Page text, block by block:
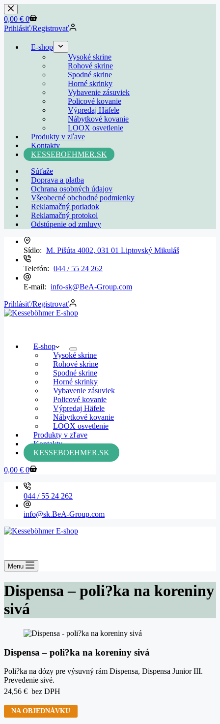
0,00 € 0
Prihlásiť/Registrovať
E-shop
Vysoké skrine
Rohové skrine
Spodné skrine
Horné skrinky
Vybavenie zásuviek
Policové kovanie
Výpredaj Häfele
Nábytkové kovanie
LOOX osvetlenie
Produkty v zľave
Kontakty
KESSEBOEHMER.SK
Súťaže
Doprava a platba
Ochrana osobných údajov
Všeobecné obchodné podmienky
Reklamačný poriadok
Reklamačný protokol
Odstúpenie od zmluvy
Sídlo: M. Pišúta 4002, 031 01 Liptovský Mikuláš
Telefón: 044 / 55 24 262
E-mail: info-sk@BeA-Group.com
Prihlásiť/Registrovať
E-shop
Vysoké skrine
Rohové skrine
Spodné skrine
Horné skrinky
Vybavenie zásuviek
Policové kovanie
Výpredaj Häfele
Nábytkové kovanie
LOOX osvetlenie
Produkty v zľave
Kontakty
KESSEBOEHMER.SK
0,00 € 0
044 / 55 24 262
info@sk.BeA-Group.com
Menu
Dispensa – poli?ka na koreniny
sivá
Dispensa – poli?ka na koreniny sivá
Poli?ka na dózy pre výsuvný rám Dispensa, Dispensa Junior III.
Prevedenie sivé.
24,56 € bez DPH
NA OBJEDNÁVKU